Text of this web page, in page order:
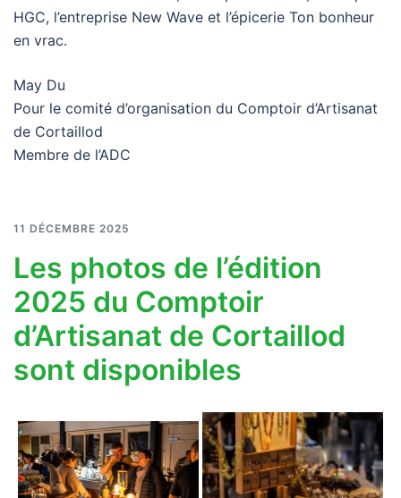
HGC, l’entreprise New Wave et l’épicerie Ton bonheur
en vrac.
May Du
Pour le comité d’organisation du Comptoir d’Artisanat
de Cortaillod
Membre de l’ADC
11 DÉCEMBRE 2025
Les photos de l’édition
2025 du Comptoir
d’Artisanat de Cortaillod
sont disponibles